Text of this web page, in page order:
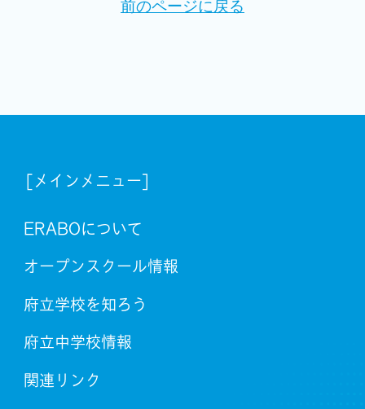
前のページに戻る
[メインメニュー]
ERABOについて
オープンスクール情報
府立学校を知ろう
府立中学校情報
関連リンク